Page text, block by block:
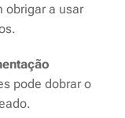
obrigar a usar
pode dobrar o